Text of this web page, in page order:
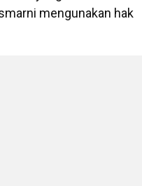
mengunakan hak